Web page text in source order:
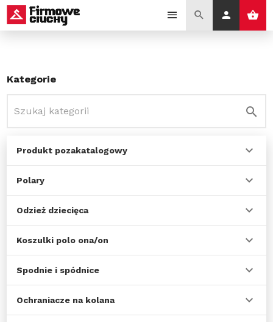
Kategorie
Produkt pozakatalogowy
Polary
Odzież dziecięca
Koszulki polo ona/on
Spodnie i spódnice
Ochraniacze na kolana